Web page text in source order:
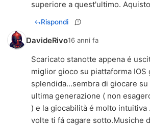
superiore a quest'ultimo.
Rispondi
DavideRivo16 anni fa
Scaricato stanotte appena é
miglior gioco su piattaforma IOS
splendida...sembra di giocare
ultima generazione ( non
) e la giocabilità é molto intuitiva
volte ti fá cagare sotto.Musiche